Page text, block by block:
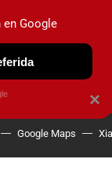
Google Maps
×
Google